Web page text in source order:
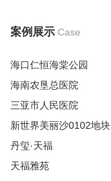
案例展示 Case
海口仁恒海棠公园
海南农垦总医院
三亚市人民医院
新世界美丽沙0102地块
丹玺·天福
天福雅苑